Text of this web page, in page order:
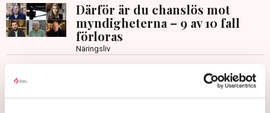
Därför är du chanslös mot
myndigheterna – 9 av 10 fall
förloras
Näringsliv
Vattenavgiften ökade 700